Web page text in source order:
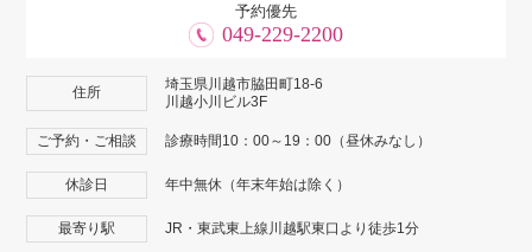
予約優先
049-229-2200
住所
埼玉県川越市脇田町18-6
川越小川ビル3F
ご予約・ご相談 診療時間10：00～19：00（昼休みなし）
休診日 年中無休（年末年始は除く）
最寄り駅 JR・東武東上線川越駅東口より徒歩1分